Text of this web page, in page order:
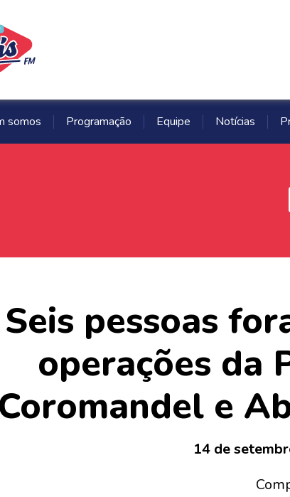
somos Programação Equipe Notícias
Seis pessoas
operações da
Coromandel e
14 de